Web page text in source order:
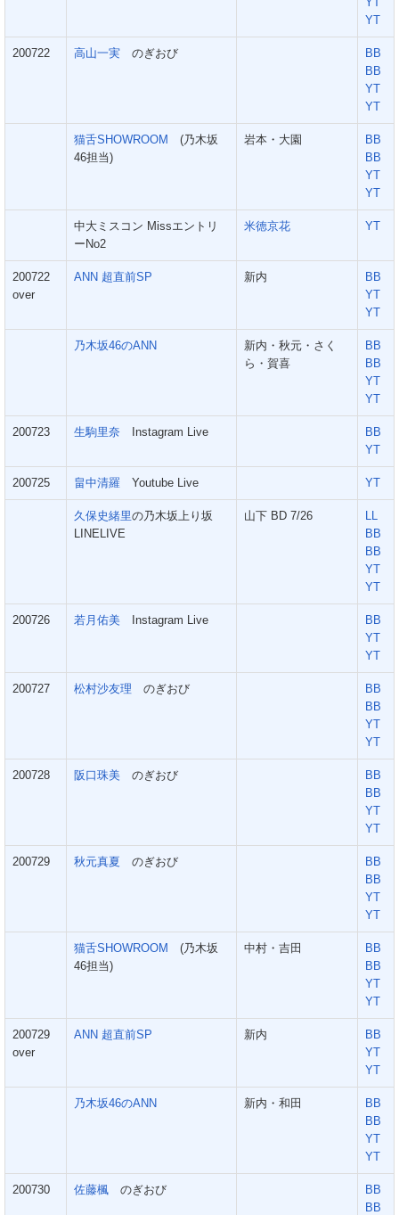
YT
200722 高山一実 のぎおび
BB
BB
YT
YT
猫舌SHOWROOM
(乃木坂
46担当)
岩本・大園
BB
BB
YT
YT
中大ミスコン Missエントリ
ーNo2
米徳京花 YT
200722
over
ANN 超直前SP 新内
BB
YT
YT
乃木坂46のANN
新内・秋元・さく
ら・賀喜
BB
BB
YT
YT
200723 生駒里奈 Instagram Live
BB
YT
200725 畠中清羅 Youtube Live YT
久保史緒里の乃木坂上り坂
LINELIVE
山下 BD 7/26
BB
BB
YT
YT
200726 若月佑美 Instagram Live
BB
YT
YT
200727 松村沙友理 のぎおび
BB
BB
YT
YT
200728 阪口珠美 のぎおび
BB
BB
YT
YT
200729 秋元真夏 のぎおび
BB
BB
YT
YT
猫舌SHOWROOM
(乃木坂
46担当)
中村・吉田
BB
BB
YT
YT
200729
over
ANN 超直前SP 新内
BB
YT
YT
乃木坂46のANN 新内・和田
BB
BB
YT
YT
200730 佐藤楓 のぎおび
BB
BB